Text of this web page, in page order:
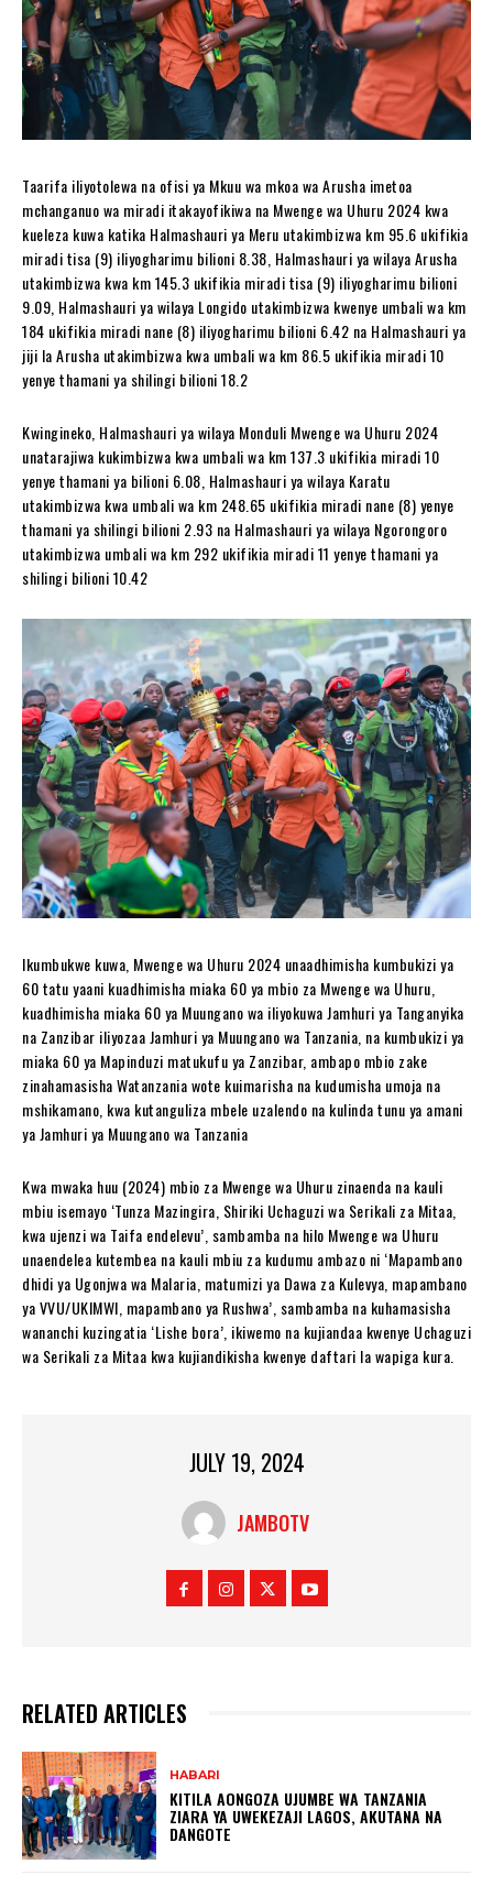
Taarifa iliyotolewa na ofisi ya Mkuu wa mkoa wa Arusha imetoa
mchanganuo wa miradi itakayofikiwa na Mwenge wa Uhuru 2024 kwa
kueleza kuwa katika Halmashauri ya Meru utakimbizwa km 95.6 ukifikia
miradi tisa (9) iliyogharimu bilioni 8.38, Halmashauri ya wilaya Arusha
utakimbizwa kwa km 145.3 ukifikia miradi tisa (9) iliyogharimu bilioni
9.09, Halmashauri ya wilaya Longido utakimbizwa kwenye umbali wa km
184 ukifikia miradi nane (8) iliyogharimu bilioni 6.42 na Halmashauri ya
jiji la Arusha utakimbizwa kwa umbali wa km 86.5 ukifikia miradi 10
yenye thamani ya shilingi bilioni 18.2
Kwingineko, Halmashauri ya wilaya Monduli Mwenge wa Uhuru 2024
unatarajiwa kukimbizwa kwa umbali wa km 137.3 ukifikia miradi 10
yenye thamani ya bilioni 6.08, Halmashauri ya wilaya Karatu
utakimbizwa kwa umbali wa km 248.65 ukifikia miradi nane (8) yenye
thamani ya shilingi bilioni 2.93 na Halmashauri ya wilaya Ngorongoro
utakimbizwa umbali wa km 292 ukifikia miradi 11 yenye thamani ya
shilingi bilioni 10.42
Ikumbukwe kuwa, Mwenge wa Uhuru 2024 unaadhimisha kumbukizi ya
60 tatu yaani kuadhimisha miaka 60 ya mbio za Mwenge wa Uhuru,
kuadhimisha miaka 60 ya Muungano wa iliyokuwa Jamhuri ya Tanganyika
na Zanzibar iliyozaa Jamhuri ya Muungano wa Tanzania, na kumbukizi ya
miaka 60 ya Mapinduzi matukufu ya Zanzibar, ambapo mbio zake
zinahamasisha Watanzania wote kuimarisha na kudumisha umoja na
mshikamano, kwa kutanguliza mbele uzalendo na kulinda tunu ya amani
ya Jamhuri ya Muungano wa Tanzania
Kwa mwaka huu (2024) mbio za Mwenge wa Uhuru zinaenda na kauli
mbiu isemayo ‘Tunza Mazingira, Shiriki Uchaguzi wa Serikali za Mitaa,
kwa ujenzi wa Taifa endelevu’, sambamba na hilo Mwenge wa Uhuru
unaendelea kutembea na kauli mbiu za kudumu ambazo ni ‘Mapambano
dhidi ya Ugonjwa wa Malaria, matumizi ya Dawa za Kulevya, mapambano
ya VVU/UKIMWI, mapambano ya Rushwa’, sambamba na kuhamasisha
wananchi kuzingatia ‘Lishe bora’, ikiwemo na kujiandaa kwenye Uchaguzi
wa Serikali za Mitaa kwa kujiandikisha kwenye daftari la wapiga kura.
JULY 19, 2024
JAMBOTV
RELATED ARTICLES
HABARI
KITILA AONGOZA UJUMBE WA TANZANIA
ZIARA YA UWEKEZAJI LAGOS, AKUTANA NA
DANGOTE